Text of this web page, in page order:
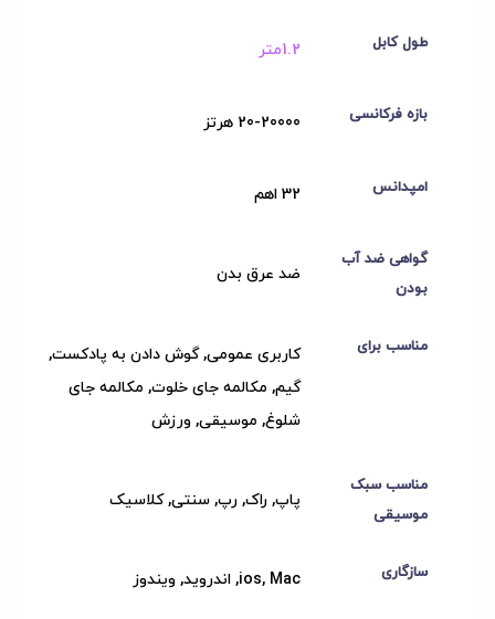
طول کابل 1.2متر
بازه فرکانسی 20-20000 هرتز
امپدانس 32 اهم
گواهی ضد آب
بودن
ضد عرق بدن
مناسب برای
کاربری عمومی, گوش دادن به پادکست,
گیم, مکالمه جای خلوت, مکالمه جای
شلوغ, موسیقی, ورزش
مناسب سبک
موسیقی
پاپ, راک, رپ, سنتی, کلاسیک
سازگاری ios, Mac, اندروید, ویندوز